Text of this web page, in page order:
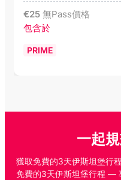
€25 無Pass價格
包含於
PRIME
一起
獲取免費的3天伊斯坦堡行
免費的3天伊斯坦堡行程 —